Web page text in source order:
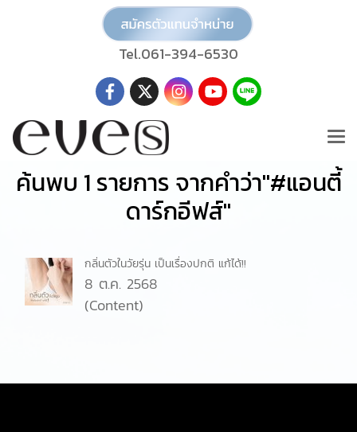
Tel.061-394-6530
ค้นพบ 1 รายการ จากคำว่า"#แอนตี้
ดาร์กอีฟส์"
กลิ่นตัวในวัยรุ่น เป็นเรื่องปกติ แก้ได้!!
8 ต.ค. 2568
(Content)